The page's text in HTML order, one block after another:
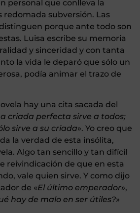
personal que conlleva la
redomada subversión. Las
porque ante todo son
Luisa escribe su memoria
y sinceridad y con tanta
la vida le deparó que sólo un
podía animar el trazo de
hay una cita sacada del
criada perfecta sirve a todos;
sirve a su criada». Yo creo que
la verdad de esta insólita,
Algo tan sencillo y tan difícil
reivindicación de que en esta
vale quien sirve. Y como dijo
de «El último emperador»,
hay de malo en ser útiles?»